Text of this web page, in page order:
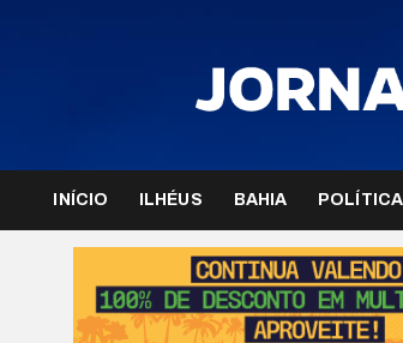
INÍCIO ILHÉUS BAHIA POLÍTICA